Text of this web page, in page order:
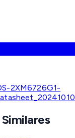
2XM6726G1-